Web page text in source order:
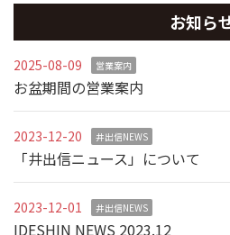
お知ら
2025-08-09 営業案内
お盆期間の営業案内
2023-12-20 井出信NEWS
「井出信ニュース」について
2023-12-01 井出信NEWS
IDESHIN NEWS 2023.12